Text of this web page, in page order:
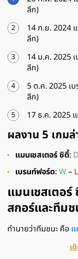
ลีก)
14 ก.ย. 2024
ลีก)
14 ม.ค. 2025
ลีก)
5 ต.ค. 2025 เ
ลีก)
17 ธ.ค. 2025
ผลงาน 5 เกม
แมนเชสเตอร์ ซิตี้: D
เบรนท์ฟอร์ด: W– L
แมนเชสเตอร์
สกอร์และทีมช
ทำนายว่าทีมชนะ คือ แ
เ